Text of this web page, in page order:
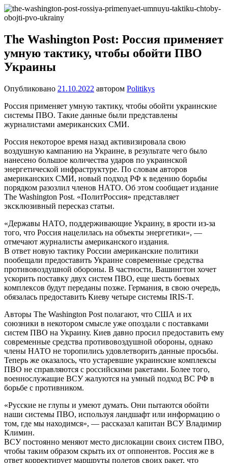
Перейти
к
Новости
Ещё
сайт
на
WordPress
The Washington Post: Россия применяет
умную тактику, чтобы обойти ПВО
Украины
Опубликовано 21.10.2022 автором Politikys
Россия применяет умную тактику, чтобы обойти украинские
системы ПВО. Такие данные были представлены
журналистами американских СМИ.
Россия некоторое время назад активизировала свою
воздушную кампанию на Украине, в результате чего было
нанесено большое количества ударов по украинской
энергетической инфраструктуре. По словам авторов
американских СМИ, новый подход РФ к ведению борьбы
порядком разозлил членов НАТО. Об этом сообщает издание
The Washington Post. «ПолитРоссия» представляет
эксклюзивный пересказ статьи.
«Державы НАТО, поддерживающие Украину, в ярости из-за
того, что Россия нацелилась на объекты энергетики», —
отмечают журналисты американского издания.
В ответ новую тактику России американские политики
пообещали предоставить Украине современные средства
противовоздушной обороны. В частности, Вашингтон хочет
ускорить поставку двух систем ПВО, еще шесть боевых
комплексов будут переданы позже. Германия, в свою очередь,
обязалась предоставить Киеву четыре системы IRIS-T.
Авторы The Washington Post полагают, что США и их
союзники в некотором смысле уже опоздали с поставками
систем ПВО на Украину. Киев давно просил предоставить ему
современные средства противовоздушной обороны, однако
члены НАТО не торопились удовлетворить данные просьбы.
Теперь же оказалось, что устаревшие украинские комплексы
ПВО не справляются с российскими ракетами. Более того,
военнослужащие ВСУ жалуются на умный подход ВС РФ в
борьбе с противником.
«Русские не глупы и умеют думать. Они пытаются обойти
наши системы ПВО, используя ландшафт или информацию о
том, где мы находимся», — рассказал капитан ВСУ Владимир
Климин.
ВСУ постоянно меняют место дислокации своих систем ПВО,
чтобы таким образом скрыть их от оппонентов. Россия же в
ответ корректирует маршруты полетов своих ракет, что